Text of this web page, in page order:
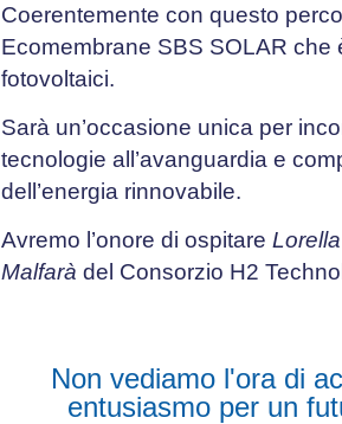
Coerentemente con questo
Ecomembrane SBS SOLAR
fotovoltaici.
Sarà un’occasione unica per
tecnologie all’avanguardia e
dell’energia rinnovabile.
Avremo l’onore di ospitare
Malfarà del Consorzio H2
Non vediamo l'ora di
entusiasmo per un